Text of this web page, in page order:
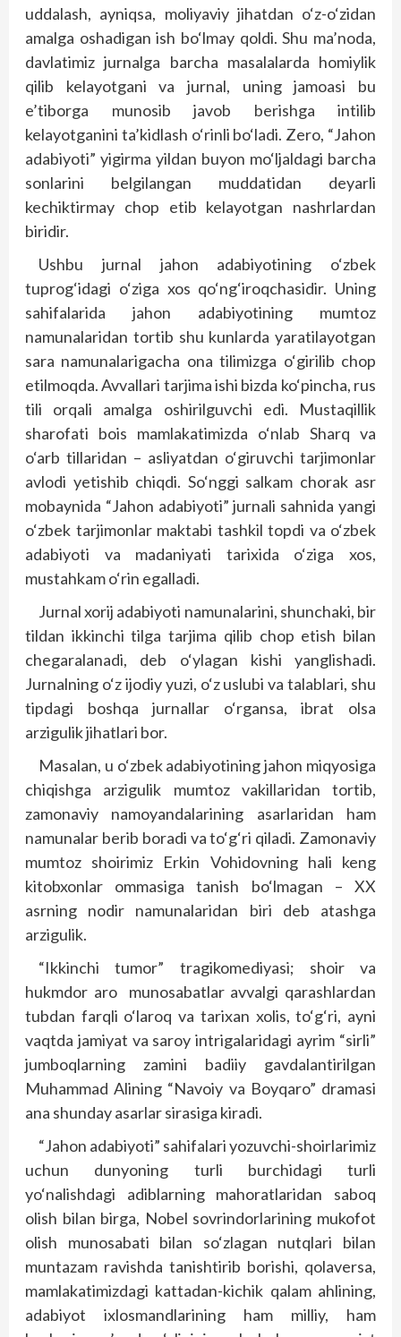
uddalash, ayniqsa, moliyaviy jihatdan o‘z-o‘zidan
amalga oshadigan ish bo‘lmay qoldi. Shu ma’noda,
davlatimiz jurnalga barcha masalalarda homiylik
qilib kelayotgani va jurnal, uning jamoasi bu
e’tiborga munosib javob berishga intilib
kelayotganini ta’kidlash o‘rinli bo‘ladi. Zero, “Jahon
adabiyoti” yigirma yildan buyon mo‘ljaldagi barcha
sonlarini belgilangan muddatidan deyarli
kechiktirmay chop etib kelayotgan nashrlardan
biridir.
Ushbu jurnal jahon adabiyotining o‘zbek
tuprog‘idagi o‘ziga xos qo‘ng‘iroqchasidir. Uning
sahifalarida jahon adabiyotining mumtoz
namunalaridan tortib shu kunlarda yaratilayotgan
sara namunalarigacha ona tilimizga o‘girilib chop
etilmoqda. Avvallari tarjima ishi bizda ko‘pincha, rus
tili orqali amalga oshirilguvchi edi. Mustaqillik
sharofati bois mamlakatimizda o‘nlab Sharq va
o‘arb tillaridan – asliyatdan o‘giruvchi tarjimonlar
avlodi yetishib chiqdi. So‘nggi salkam chorak asr
mobaynida “Jahon adabiyoti” jurnali sahnida yangi
o‘zbek tarjimonlar maktabi tashkil topdi va o‘zbek
adabiyoti va madaniyati tarixida o‘ziga xos,
mustahkam o‘rin egalladi.
Jurnal xorij adabiyoti namunalarini, shunchaki, bir
tildan ikkinchi tilga tarjima qilib chop etish bilan
chegaralanadi, deb o‘ylagan kishi yanglishadi.
Jurnalning o‘z ijodiy yuzi, o‘z uslubi va talablari, shu
tipdagi boshqa jurnallar o‘rgansa, ibrat olsa
arzigulik jihatlari bor.
Masalan, u o‘zbek adabiyotining jahon miqyosiga
chiqishga arzigulik mumtoz vakillaridan tortib,
zamonaviy namoyandalarining asarlaridan ham
namunalar berib boradi va to‘g‘ri qiladi. Zamonaviy
mumtoz shoirimiz Erkin Vohidovning hali keng
kitobxonlar ommasiga tanish bo‘lmagan – XX
asrning nodir namunalaridan biri deb atashga
arzigulik.
“Ikkinchi tumor” tragikomediyasi; shoir va
hukmdor aro munosabatlar avvalgi qarashlardan
tubdan farqli o‘laroq va tarixan xolis, to‘g‘ri, ayni
vaqtda jamiyat va saroy intrigalaridagi ayrim “sirli”
jumboqlarning zamini badiiy gavdalantirilgan
Muhammad Alining “Navoiy va Boyqaro” dramasi
ana shunday asarlar sirasiga kiradi.
“Jahon adabiyoti” sahifalari yozuvchi-shoirlarimiz
uchun dunyoning turli burchidagi turli
yo‘nalishdagi adiblarning mahoratlaridan saboq
olish bilan birga, Nobel sovrindorlarining mukofot
olish munosabati bilan so‘zlagan nutqlari bilan
muntazam ravishda tanishtirib borishi, qolaversa,
mamlakatimizdagi kattadan-kichik qalam ahlining,
adabiyot ixlosmandlarining ham milliy, ham